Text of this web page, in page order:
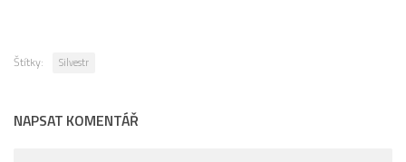
Štítky: Silvestr
NAPSAT KOMENTÁŘ